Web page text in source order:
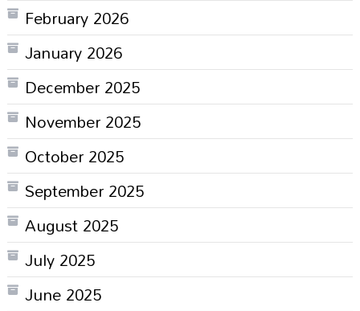
February 2026
January 2026
December 2025
November 2025
October 2025
September 2025
August 2025
July 2025
June 2025